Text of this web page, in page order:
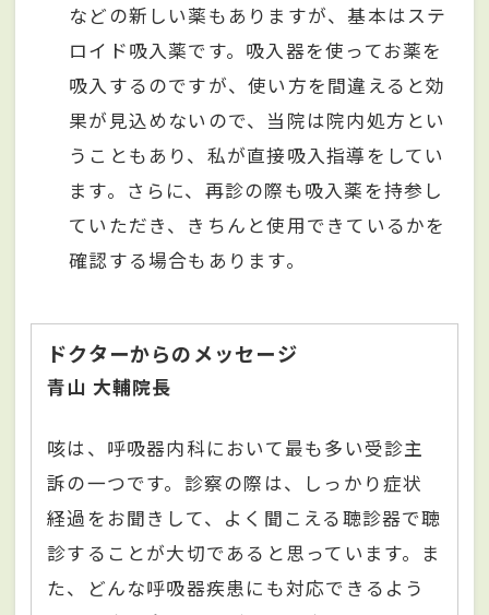
などの新しい薬もありますが、基本はステ
ロイド吸入薬です。吸入器を使ってお薬を
吸入するのですが、使い方を間違えると効
果が見込めないので、当院は院内処方とい
うこともあり、私が直接吸入指導をしてい
ます。さらに、再診の際も吸入薬を持参し
ていただき、きちんと使用できているかを
確認する場合もあります。
ドクターからのメッセージ
青山 大輔院長
咳は、呼吸器内科において最も多い受診主
訴の⼀つです。診察の際は、しっかり症状
経過をお聞きして、よく聞こえる聴診器で聴
診することが⼤切であると思っています。ま
た、どんな呼吸器疾患にも対応できるよう